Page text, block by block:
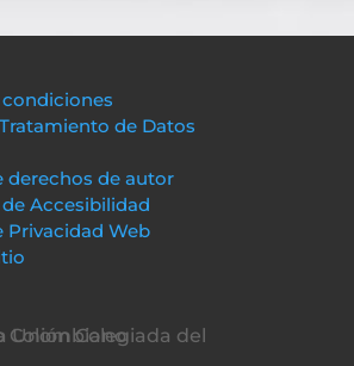
condiciones
de Datos
derechos de autor
Accesibilidad
Privacidad Web